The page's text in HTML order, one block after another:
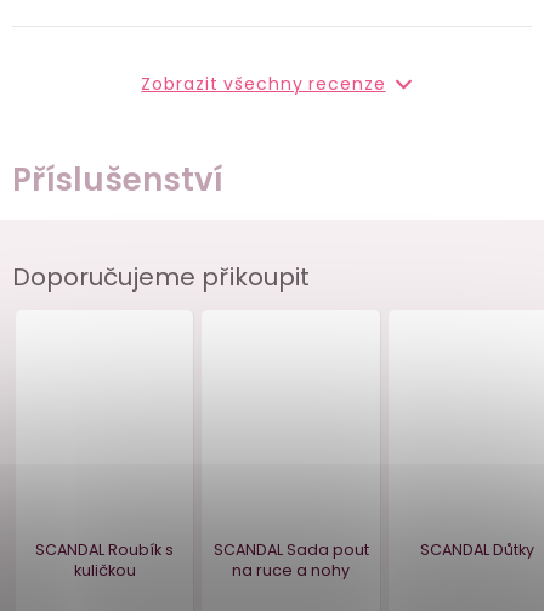
Příslušenství
Zobrazit všechny recenze
Doporučujeme přikoupit